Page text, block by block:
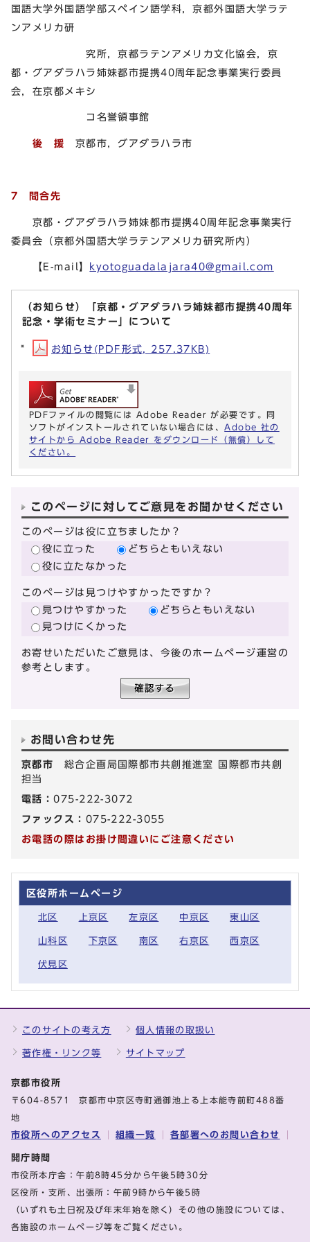
国語大学外国語学部スペイン語学科，京都外国語大学ラテ
ンアメリカ研
究所，京都ラテンアメリカ文化協会，京
都・グアダラハラ姉妹都市提携40周年記念事業実行委員
会，在京都メキシ
コ名誉領事館
後 援 京都市，グアダラハラ市
7 問合先
京都・グアダラハラ姉妹都市提携40周年記念事業実行
委員会（京都外国語大学ラテンアメリカ研究所内）
【E-mail】 kyotoguadalajara40@gmail.com
（お知らせ）「京都・グアダラハラ姉妹都市提携40周年
記念・学術セミナー」について
お知らせ(PDF形式, 257.37KB)
PDFファイルの閲覧には Adobe Reader が必要です。同
ソフトがインストールされていない場合には、 Adobe 社の
サイトから Adobe Reader をダウンロード（無償）して
ください。
このページに対してご意見をお聞かせください
このページは役に立ちましたか？
役に立った
どちらともいえない
役に立たなかった
このページは見つけやすかったですか？
見つけやすかった
どちらともいえない
見つけにくかった
お寄せいただいたご意見は、今後のホームページ運営の
参考とします。
お問い合わせ先
京都市 総合企画局国際都市共創推進室 国際都市共創
担当
電話：075-222-3072
ファックス： 075-222-3055
お電話の際はお掛け間違いにご注意ください
区役所ホームページ
北区 上京区 左京区 中京区 東山区
山科区 下京区 南区 右京区 西京区
伏見区
このサイトの考え方 個人情報の取扱い
著作権・リンク等 サイトマップ
京都市役所
〒604-8571 京都市中京区寺町通御池上る上本能寺前町488番
地
市役所へのアクセス 組織一覧 各部署へのお問い合わせ
開庁時間
市役所本庁舎：午前8時45分から午後5時30分
区役所・支所、出張所：午前9時から午後5時
（いずれも土日祝及び年末年始を除く）その他の施設については、
各施設のホームページ等をご覧ください。